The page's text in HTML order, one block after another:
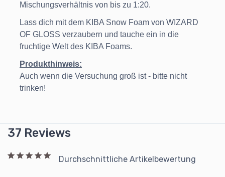
Mischungsverhältnis von bis zu 1:20.
Lass dich mit dem KIBA Snow Foam von WIZARD
OF GLOSS verzaubern und tauche ein in die
fruchtige Welt des KIBA Foams.
Produkthinweis:
Auch wenn die Versuchung groß ist - bitte nicht
trinken!
37 Reviews
Durchschnittliche Artikelbewertung